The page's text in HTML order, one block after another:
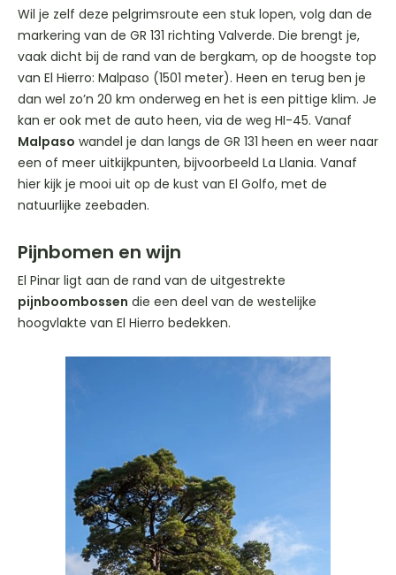
Wil je zelf deze pelgrimsroute een stuk lopen, volg dan de
markering van de GR 131 richting Valverde. Die brengt je,
vaak dicht bij de rand van de bergkam, op de hoogste top
van El Hierro: Malpaso (1501 meter). Heen en terug ben je
dan wel zo’n 20 km onderweg en het is een pittige klim. Je
kan er ook met de auto heen, via de weg HI-45. Vanaf
Malpaso wandel je dan langs de GR 131 heen en weer naar
een of meer uitkijkpunten, bijvoorbeeld La Llania. Vanaf
hier kijk je mooi uit op de kust van El Golfo, met de
natuurlijke zeebaden.
Pijnbomen en wijn
El Pinar ligt aan de rand van de uitgestrekte
pijnboombossen die een deel van de westelijke
hoogvlakte van El Hierro bedekken.